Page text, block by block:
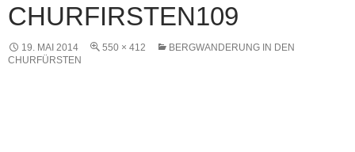
CHURFIRSTEN109
19. MAI 2014 550 × 412
BERGWANDERUNG IN DEN
CHURFÜRSTEN